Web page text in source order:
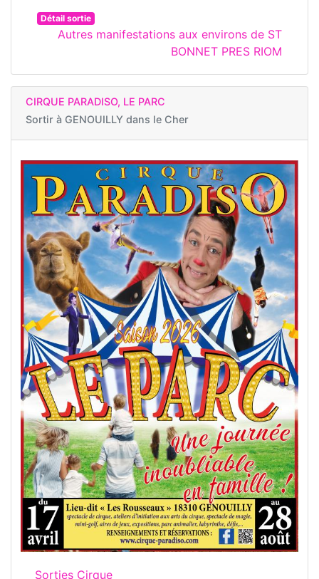
Détail sortie
Autres manifestations aux environs de ST
BONNET PRES RIOM
CIRQUE PARADISO, LE PARC
Sortir à GENOUILLY dans le Cher
Sorties Cirque